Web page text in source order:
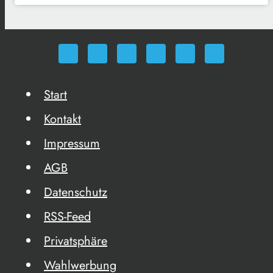
Start
Kontakt
Impressum
AGB
Datenschutz
RSS-Feed
Privatsphäre
Wahlwerbung